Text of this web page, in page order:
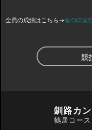
全員の成績はこちら→春の味覚
競
釧路カ
鶴居コース